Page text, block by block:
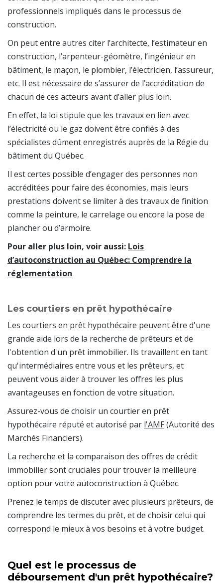
professionnels impliqués dans le processus de
construction.
On peut entre autres citer l’architecte, l’estimateur en
construction, l’arpenteur-géomètre, l’ingénieur en
bâtiment, le maçon, le plombier, l’électricien, l’assureur,
etc. Il est nécessaire de s’assurer de l’accréditation de
chacun de ces acteurs avant d’aller plus loin.
En effet, la loi stipule que les travaux en lien avec
l’électricité ou le gaz doivent être confiés à des
spécialistes dûment enregistrés auprès de la Régie du
bâtiment du Québec.
Il est certes possible d’engager des personnes non
accréditées pour faire des économies, mais leurs
prestations doivent se limiter à des travaux de finition
comme la peinture, le carrelage ou encore la pose de
plancher ou d’armoire.
Pour aller plus loin, voir aussi: Lois
d’autoconstruction au Québec: Comprendre la
réglementation
Les courtiers en prêt hypothécaire
Les courtiers en prêt hypothécaire peuvent être d'une
grande aide lors de la recherche de prêteurs et de
l'obtention d'un prêt immobilier. Ils travaillent en tant
qu'intermédiaires entre vous et les prêteurs, et
peuvent vous aider à trouver les offres les plus
avantageuses en fonction de votre situation.
Assurez-vous de choisir un courtier en prêt
hypothécaire réputé et autorisé par l'AMF(Autorité des
Marchés Financiers).
La recherche et la comparaison des offres de crédit
immobilier sont cruciales pour trouver la meilleure
option pour votre autoconstruction à Québec.
Prenez le temps de discuter avec plusieurs prêteurs, de
comprendre les termes du prêt, et de choisir celui qui
correspond le mieux à vos besoins et à votre budget.
Quel est le processus de
déboursement d'un prêt hypothécaire?